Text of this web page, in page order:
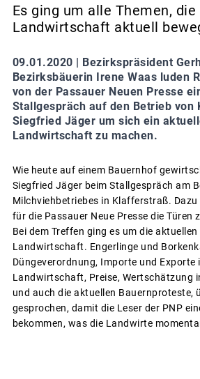
Es ging um alle Themen, die
Landwirtschaft aktuell
09.01.2020 |
Bezirkspräsident
Bezirksbäuerin Irene Waas luden
von der Passauer Neuen Presse
Stallgespräch auf den Betrieb von
Siegfried Jäger um sich ein
Landwirtschaft zu machen.
Wie heute auf einem Bauernhof
Siegfried Jäger beim Stallgespräch am
Milchviehbetriebes in Klafferstraß.
für die Passauer Neue Presse die Türen
Bei dem Treffen ging es um die
Landwirtschaft. Engerlinge und
Düngeverordnung, Importe und Exporte
Landwirtschaft, Preise, Wertschätzung
und auch die aktuellen Bauernproteste,
gesprochen, damit die Leser der PNP
bekommen, was die Landwirte